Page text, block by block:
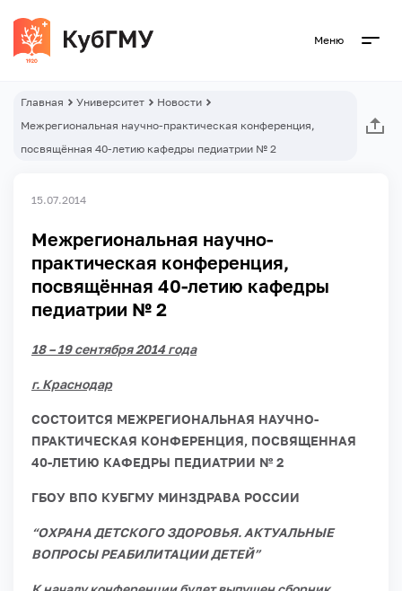
Меню
Главная Университет
Новости
Межрегиональная научно-практическая конференция,
посвящённая 40-летию кафедры педиатрии № 2
15.07.2014
Межрегиональная научно-
практическая конференция,
посвящённая 40-летию кафедры
педиатрии № 2
18 – 19 сентября 2014 года
г. Краснодар
СОСТОИТСЯ МЕЖРЕГИОНАЛЬНАЯ НАУЧНО-
ПРАКТИЧЕСКАЯ КОНФЕРЕНЦИЯ, ПОСВЯЩЕННАЯ
40-ЛЕТИЮ КАФЕДРЫ ПЕДИАТРИИ № 2
ГБОУ ВПО КУБГМУ МИНЗДРАВА РОССИИ
“ОХРАНА ДЕТСКОГО ЗДОРОВЬЯ. АКТУАЛЬНЫЕ
ВОПРОСЫ РЕАБИЛИТАЦИИ ДЕТЕЙ”